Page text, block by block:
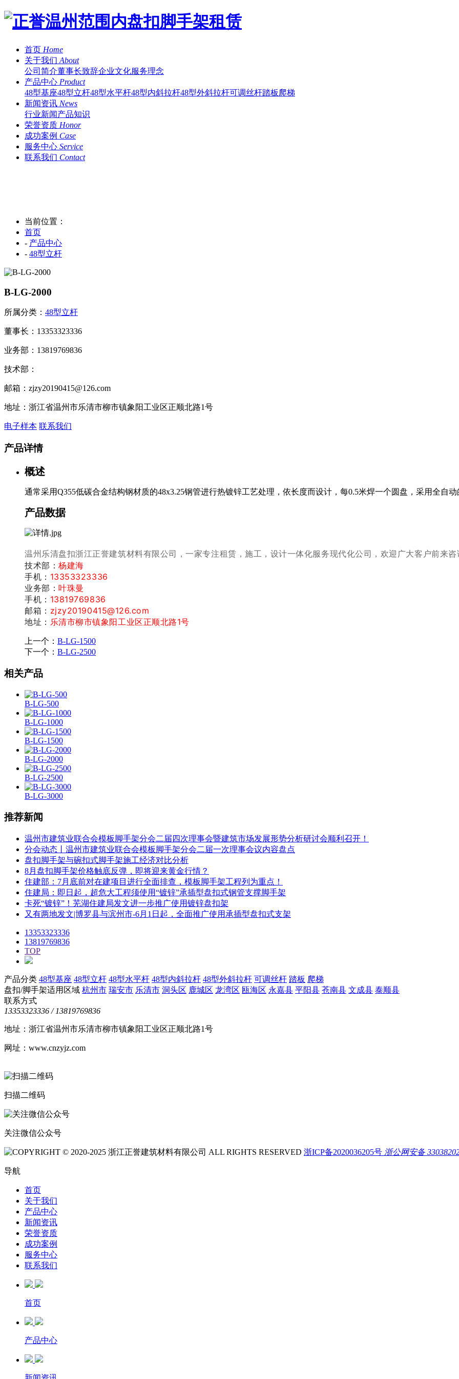
首页 Home
关于我们 About
公司简介董事长致辞企业文化服务理念
产品中心 Product
48型基座48型立杆48型水平杆48型内斜拉杆48型外斜拉杆可调丝杆踏板爬梯
新闻资讯 News
行业新闻产品知识
荣誉资质 Honor
成功案例 Case
服务中心 Service
联系我们 Contact
当前位置：
首页
- 产品中心
- 48型立杆
B-LG-2000
所属分类： 48型立杆
董事长：13353323336
业务部：13819769836
技术部：
邮箱：zjzy20190415@126.com
地址：浙江省温州市乐清市柳市镇象阳工业区正顺北路1号
电子样本 联系我们
产品详情
概述
通常采用Q355低碳合金结构钢材质的48x3.25钢管进行热镀锌工艺处理，依长度而设计，每0.5米焊一个圆盘，采用全自动
产品数据
温州乐清盘扣浙江正誉建筑材料有限公司，一家专注租赁，施工，设计一体化服务现代化公司， 欢迎广大客户前来咨
技术部：杨建海
手机： 13353323336
业务部：叶珠曼
手机： 13819769836
邮箱： zjzy20190415@126.com
地址： 乐清市柳市镇象阳工业区正顺北路1号
上一个： B-LG-1500
下一个： B-LG-2500
相关产品
B-LG-500
B-LG-1000
B-LG-1500
B-LG-2000
B-LG-2500
B-LG-3000
推荐新闻
温州市建筑业联合会模板脚手架分会二届四次理事会暨建筑市场发展形势分析研讨会顺利召开！
分会动态丨温州市建筑业联合会模板脚手架分会二届一次理事会议内容盘点
盘扣脚手架与碗扣式脚手架施工经济对比分析
8月盘扣脚手架价格触底反弹，即将迎来黄金行情？
住建部：7月底前对在建项目进行全面排查，模板脚手架工程列为重点！
住建局：即日起，超危大工程须使用“镀锌”承插型盘扣式钢管支撑脚手架
卡死“镀锌”！芜湖住建局发文进一步推广使用镀锌盘扣架
又有两地发文|博罗县与滨州市-6月1日起，全面推广使用承插型盘扣式支架
13353323336
13819769836
TOP
产品分类 48型基座 48型立杆 48型水平杆 48型内斜拉杆 48型外斜拉杆 可调丝杆 踏板 爬梯
盘扣/脚手架适用区域 杭州市 瑞安市 乐清市 洞头区 鹿城区 龙湾区 瓯海区 永嘉县 平阳县 苍南县 文成县 泰顺县
联系方式
13353323336 / 13819769836
地址：浙江省温州市乐清市柳市镇象阳工业区正顺北路1号
网址：www.cnzyjz.com
扫描二维码
关注微信公众号
COPYRIGHT © 2020-2025 浙江正誉建筑材料有限公司 ALL RIGHTS RESERVED 浙ICP备2020036205号 浙公网安备
导航
首页
关于我们
产品中心
新闻资讯
荣誉资质
成功案例
服务中心
联系我们
首页
产品中心